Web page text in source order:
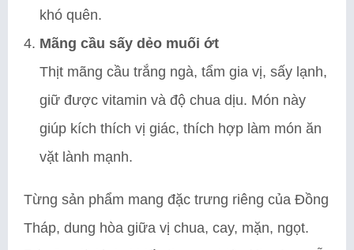
khó quên.
Mãng cầu sấy dẻo muối ớt
Thịt mãng cầu trắng ngà, tẩm gia vị, sấy lạnh,
giữ được vitamin và độ chua dịu. Món này
giúp kích thích vị giác, thích hợp làm món ăn
vặt lành mạnh.
Từng sản phẩm mang đặc trưng riêng của Đồng
Tháp, dung hòa giữa vị chua, cay, mặn, ngọt.